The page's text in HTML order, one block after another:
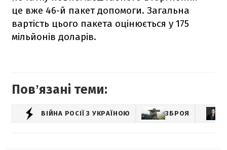
це вже 46-й пакет допомоги. Загальна
вартість цього пакета оцінюється у 175
мільйонів доларів.
Повʼязані теми:
ВІЙНА РОСІЇ З УКРАЇНОЮ ЗБРОЯ